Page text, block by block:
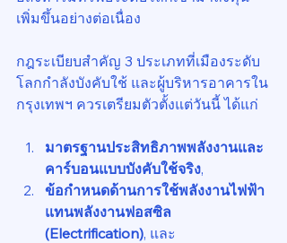
เพิ่มขึ้นอย่างต่อเนื่อง
กฎระเบียบสำคัญ 3 ประเภทที่เมืองระดับ
โลกกำลังบังคับใช้ และผู้บริหารอาคารใน
กรุงเทพฯ ควรเตรียมตัวตั้งแต่วันนี้ ได้แก่
มาตรฐานประสิทธิภาพพลังงานและ
คาร์บอนแบบบังคับใช้จริง,
ข้อกำหนดด้านการใช้พลังงานไฟฟ้า
แทนพลังงานฟอสซิล
(Electrification), และ